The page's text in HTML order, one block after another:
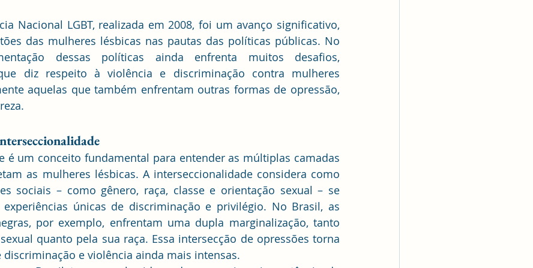
Nacional LGBT, realizada em 2008, foi um avanço significativo,
das mulheres lésbicas nas pautas das políticas públicas. No
dessas políticas ainda enfrenta muitos desafios,
diz respeito à violência e discriminação contra mulheres
aquelas que também enfrentam outras formas de opressão,
é um conceito fundamental para entender as múltiplas camadas
as mulheres lésbicas. A interseccionalidade considera como
sociais – como gênero, raça, classe e orientação sexual – se
únicas de discriminação e privilégio. No Brasil, as
por exemplo, enfrentam uma dupla marginalização, tanto
quanto pela sua raça. Essa intersecção de opressões torna
discriminação e violência ainda mais intensas.